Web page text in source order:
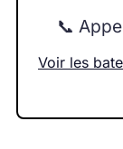
📞
Voir les